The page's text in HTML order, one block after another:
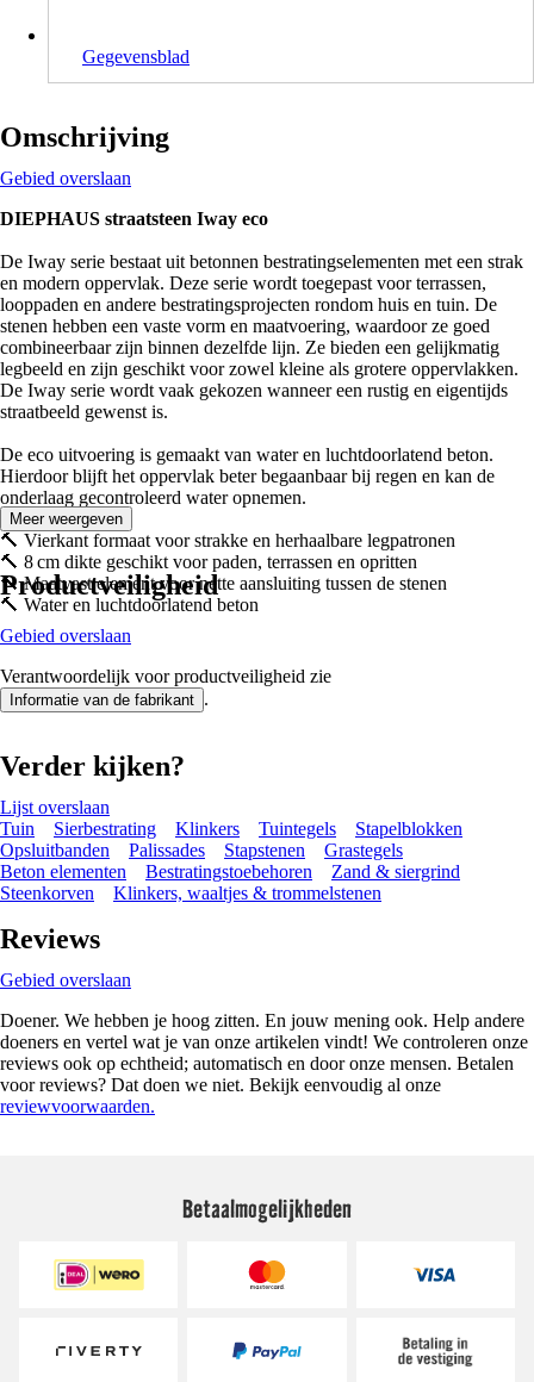
Gegevensblad
Omschrijving
Gebied overslaan
DIEPHAUS straatsteen Iway eco
De Iway serie bestaat uit betonnen bestratingselementen met een strak
en modern oppervlak. Deze serie wordt toegepast voor terrassen,
looppaden en andere bestratingsprojecten rondom huis en tuin. De
stenen hebben een vaste vorm en maatvoering, waardoor ze goed
combineerbaar zijn binnen dezelfde lijn. Ze bieden een gelijkmatig
legbeeld en zijn geschikt voor zowel kleine als grotere oppervlakken.
De Iway serie wordt vaak gekozen wanneer een rustig en eigentijds
straatbeeld gewenst is.
De eco uitvoering is gemaakt van water en luchtdoorlatend beton.
Hierdoor blijft het oppervlak beter begaanbaar bij regen en kan de
onderlaag gecontroleerd water opnemen.
🔨 Vierkant formaat voor strakke en herhaalbare legpatronen
🔨 8 cm dikte geschikt voor paden, terrassen en opritten
🔨 Maatvast element voor nette aansluiting tussen de stenen
🔨 Water en luchtdoorlatend beton
Meer weergeven
Productveiligheid
Gebied overslaan
Verantwoordelijk voor productveiligheid zie
Informatie van de fabrikant .
Verder kijken?
Lijst overslaan
Tuin
Sierbestrating Klinkers Tuintegels
Stapelblokken
Opsluitbanden
Palissades Stapstenen
Grastegels
Beton elementen
Bestratingstoebehoren
Zand & siergrind
Steenkorven
Klinkers, waaltjes & trommelstenen
Reviews
Gebied overslaan
Doener. We hebben je hoog zitten. En jouw mening ook. Help andere
doeners en vertel wat je van onze artikelen vindt! We controleren onze
reviews ook op echtheid; automatisch en door onze mensen. Betalen
voor reviews? Dat doen we niet. Bekijk eenvoudig al onze
reviewvoorwaarden.
Betaalmogelijkheden